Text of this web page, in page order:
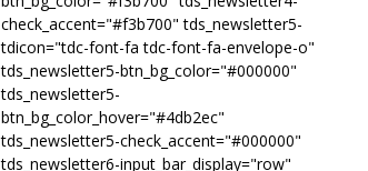
check_accent="#f3b700" tds_newsletter5-
tdicon="tdc-font-fa tdc-font-fa-envelope-o"
tds_newsletter5-btn_bg_color="#000000"
tds_newsletter5-
btn_bg_color_hover="#4db2ec"
tds_newsletter5-check_accent="#000000"
tds_newsletter6-input_bar_display="row"